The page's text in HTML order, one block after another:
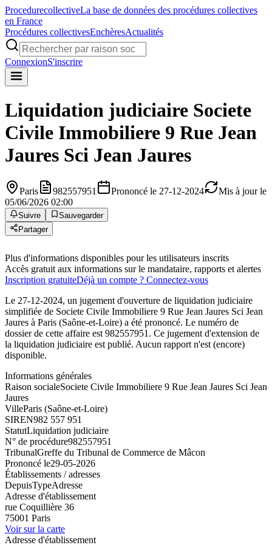
ProcedurecollectiveLa base de données des procédures collectives
en France
Procédures collectivesEnchèresActualités
ConnexionS'inscrire
Liquidation judiciaire Societe
Civile Immobiliere 9 Rue Jean
Jaures Sci Jean Jaures
Paris 982557951 Prononcé le 27-12-2024
Mis à jour le
05/06/2026 02:00
Suivre
Sauvegarder
Partager
Plus d'informations disponibles pour les utilisateurs inscrits
Accès gratuit aux informations sur le mandataire, rapports et alertes
Inscription gratuiteDéjà un compte ? Connectez-vous
Le 27-12-2024, un jugement d'ouverture de liquidation judiciaire
simplifiée de Societe Civile Immobiliere 9 Rue Jean Jaures Sci Jean
Jaures à Paris (Saône-et-Loire) a été prononcé. Le numéro de
dossier de cette affaire est 982557951. Ce jugement d'extension de
la liquidation judiciaire est publié. Aucun rapport n'est (encore)
disponible.
Informations générales
Raison socialeSociete Civile Immobiliere 9 Rue Jean Jaures Sci Jean
Jaures
VilleParis (Saône-et-Loire)
SIREN982 557 951
StatutLiquidation judiciaire
N° de procédure982557951
TribunalGreffe du Tribunal de Commerce de Mâcon
Prononcé le29-05-2026
Établissements / adresses
DepuisTypeAdresse
Adresse d'établissement
rue Coquillière 36
75001 Paris
Voir sur la carte
Adresse d'établissement